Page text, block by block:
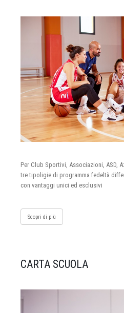
Per Club Sportivi, Associazioni, ASD,
tre tipoligie di programma fedeltà
con vantaggi unici ed esclusivi
Scopri di più
CARTA SCUOLA